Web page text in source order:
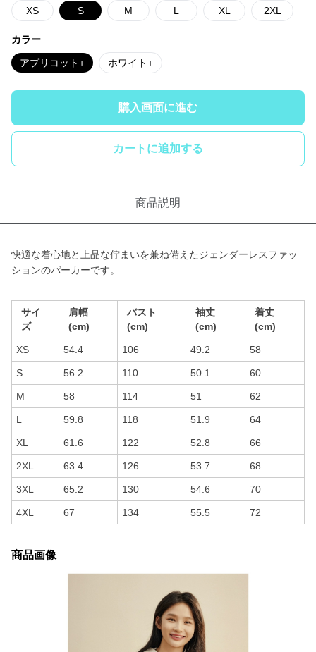
XS S M L XL 2XL
カラー
アプリコット+ ホワイト+
購入画面に進む
カートに追加する
商品説明
快適な着心地と上品な佇まいを兼ね備えたジェンダーレスファッ
ションのパーカーです。
サイ
ズ
肩幅
(cm)
バスト
(cm)
袖丈
(cm)
着丈
(cm)
XS 54.4 106 49.2 58
S 56.2 110 50.1 60
M 58 114 51 62
L 59.8 118 51.9 64
XL 61.6 122 52.8 66
2XL 63.4 126 53.7 68
3XL 65.2 130 54.6 70
4XL 67 134 55.5 72
商品画像